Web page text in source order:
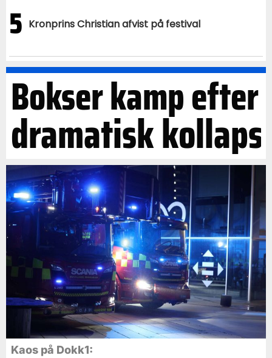
5 Kronprins Christian afvist på festival
Bokser kamp efter
dramatisk kollaps
Kaos på Dokk1: